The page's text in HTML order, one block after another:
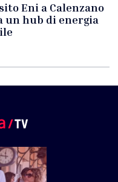
Eni a Calenzano
un hub di energia